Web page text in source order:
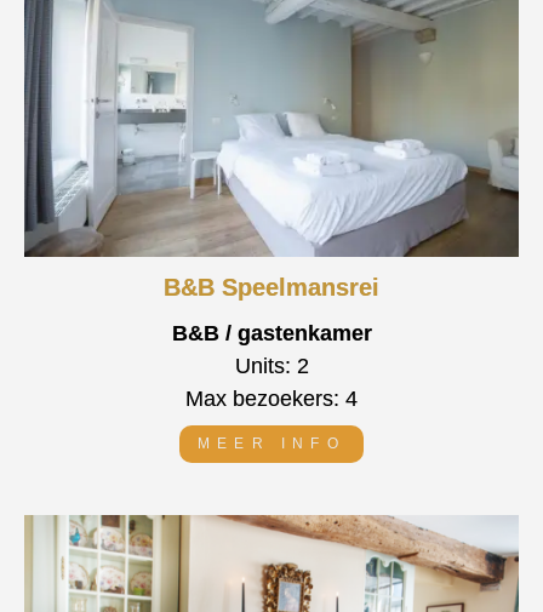
B&B Speelmansrei
B&B / gastenkamer
Units: 2
Max bezoekers: 4
MEER INFO